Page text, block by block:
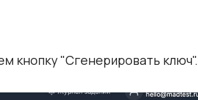
кнопку "Сгенерировать ключ".